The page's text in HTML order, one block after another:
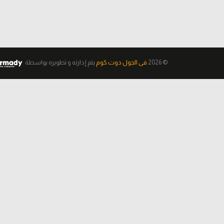
© 2026 فى الجول دوت كوم يتم إدارته و تطويره بواسطة